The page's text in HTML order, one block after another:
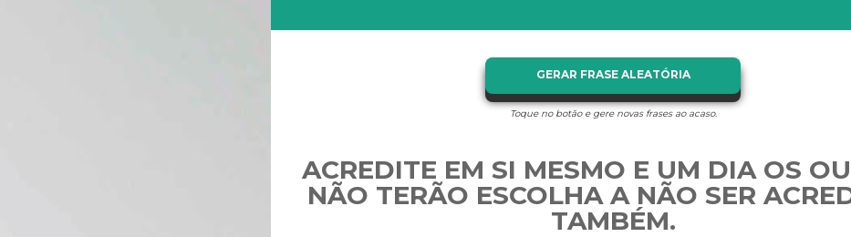
GERAR FRASE ALEATÓRIA
Toque no botão e gere novas frases ao acaso.
ACREDITE EM SI MESMO E UM DIA OS
NÃO TERÃO ESCOLHA A NÃO SER
TAMBÉM.